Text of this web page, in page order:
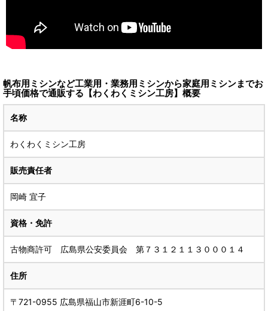
帆布用ミシンなど工業用・業務用ミシンから家庭用ミシンまでお
手頃価格で通販する【わくわくミシン工房】概要
名称
わくわくミシン工房
販売責任者
岡崎 宜子
資格・免許
古物商許可 広島県公安委員会 第７３１２１１３０００１４
住所
〒721-0955 広島県福山市新涯町6-10-5